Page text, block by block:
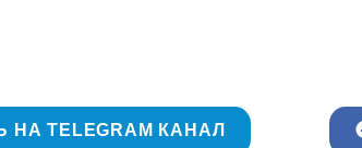
НА TELEGRAM КАНАЛ